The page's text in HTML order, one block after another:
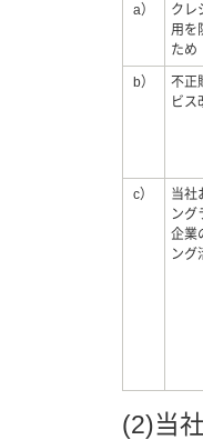
a）
クレ
用を
ため
b）
不正
ビス
c）
当社
ング
企業
ング
(2)当